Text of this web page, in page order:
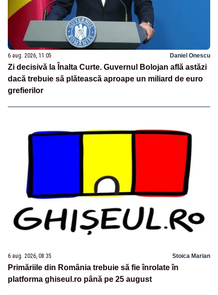
6 aug. 2026, 11:05 Daniel Onescu
Zi decisivă la Înalta Curte. Guvernul Bolojan află astăzi
dacă trebuie să plătească aproape un miliard de euro
grefierilor
6 aug. 2026, 08:35 Stoica Marian
Primăriile din România trebuie să fie înrolate în
platforma ghiseul.ro până pe 25 august